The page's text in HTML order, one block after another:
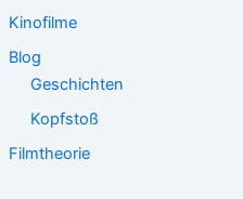
Kinofilme
Blog
Geschichten
Kopfstoß
Filmtheorie